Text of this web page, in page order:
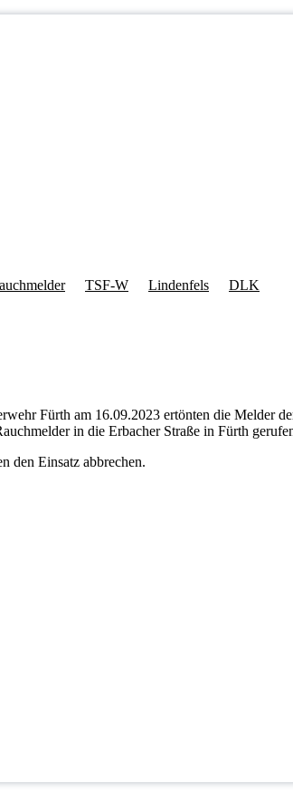
TSF-W Lindenfels DLK
Fürth am 16.09.2023 ertönten die Melder
in die Erbacher Straße in Fürth
den Einsatz abbrechen.